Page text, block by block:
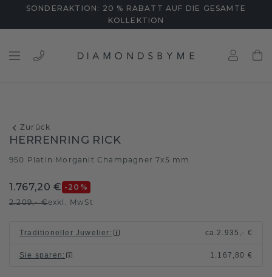
SONDERAKTION: 20 % RABATT AUF DIE GESAMTE
KOLLEKTION
Zurück
HERRENRING RICK
950 Platin Morganit Champagner 7x5 mm
1.767,20 € -20 %
2.209,- €exkl. MwSt
Traditioneller Juwelier : ca.2.935,- €
Sie sparen : 1.167,80 €